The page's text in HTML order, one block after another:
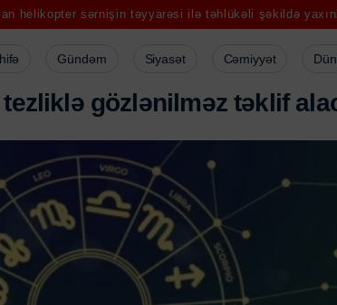
təyyarəsi ilə təhlükəli şəkildə yaxınlaşdı Elman
Gündəm Siyasət Cəmiyyət
tezliklə gözlənilməz təklif ala